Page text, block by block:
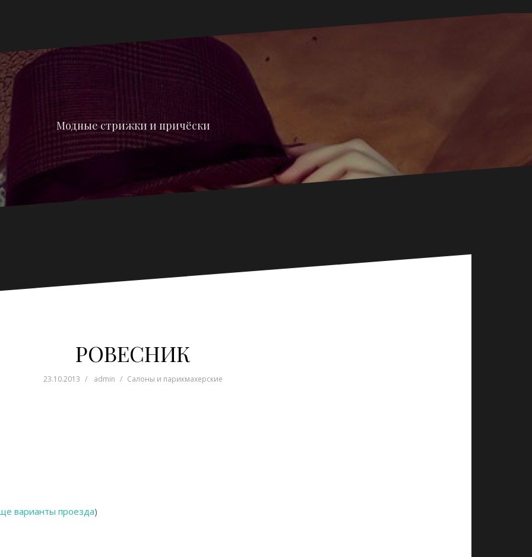
Модные стрижки и причёски
РОВЕСНИК
23.10.2013 admin Салоны и парикмахерские
варианты проезда)